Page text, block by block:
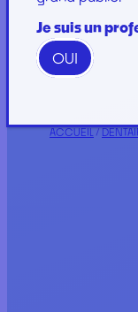
IRRIGATION
Marques
SET DE
ACCUEIL /
Je suis un
OUI